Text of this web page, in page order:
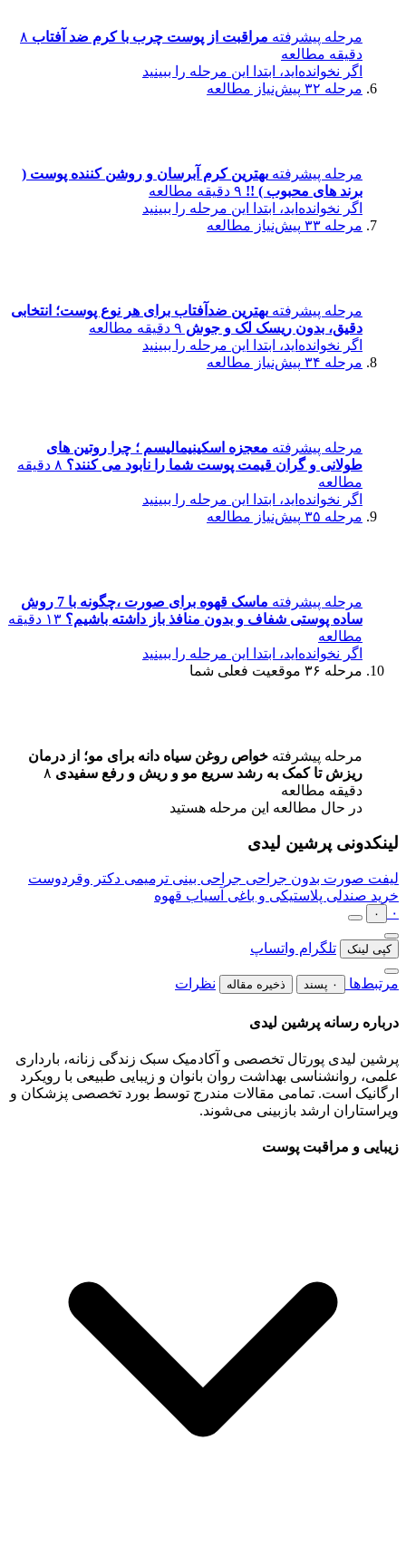
مرحله پیشرفته مراقبت از پوست چرب با کرم ضد آفتاب ۸
دقیقه مطالعه
اگر نخوانده‌اید، ابتدا این مرحله را ببینید
مرحله ۳۲
پیش‌نیاز مطالعه
مرحله پیشرفته بهترین کرم آبرسان و روشن کننده پوست (
برند های محبوب ) !! ۹ دقیقه مطالعه
اگر نخوانده‌اید، ابتدا این مرحله را ببینید
مرحله ۳۳
پیش‌نیاز مطالعه
مرحله پیشرفته بهترین ضدآفتاب برای هر نوع پوست؛ انتخابی
دقیق، بدون ریسک لک و جوش ۹ دقیقه مطالعه
اگر نخوانده‌اید، ابتدا این مرحله را ببینید
مرحله ۳۴
پیش‌نیاز مطالعه
مرحله پیشرفته معجزه اسکینیمالیسم ؛ چرا روتین های
طولانی و گران قیمت پوست شما را نابود می کنند؟
۸ دقیقه
مطالعه
اگر نخوانده‌اید، ابتدا این مرحله را ببینید
مرحله ۳۵
پیش‌نیاز مطالعه
مرحله پیشرفته
ماسک قهوه برای صورت ،چگونه با 7 روش
ساده پوستی شفاف و بدون منافذ باز داشته باشیم؟
۱۳ دقیقه
مطالعه
اگر نخوانده‌اید، ابتدا این مرحله را ببینید
مرحله ۳۶
موقعیت فعلی شما
مرحله پیشرفته خواص روغن سیاه دانه برای مو؛ از درمان
ریزش تا کمک به رشد سریع مو و ریش و رفع سفیدی ۸
دقیقه مطالعه
در حال مطالعه این مرحله هستید
لینکدونی پرشین لیدی
لیفت صورت بدون جراحی جراحی بینی ترمیمی دکتر وقردوست
خرید صندلی پلاستیکی و باغی آسیاب قهوه
۰
۰
کپی لینک تلگرام واتساپ
مرتبط‌ها ۰ پسند ذخیره مقاله نظرات
درباره رسانه پرشین لیدی
پرشین لیدی پورتال تخصصی و آکادمیک سبک زندگی زنانه، بارداری
علمی، روانشناسی بهداشت روان بانوان و زیبایی طبیعی با رویکرد
ارگانیک است. تمامی مقالات مندرج توسط بورد تخصصی پزشکان و
ویراستاران ارشد بازبینی می‌شوند.
زیبایی و مراقبت پوست